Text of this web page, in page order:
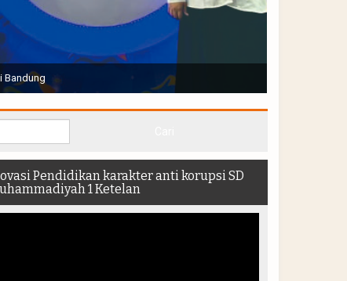
selaku Presiden RI membuka Acara Muktamar
di dalam stadion
Pendidikan karakter anti korupsi SD
1 Ketelan